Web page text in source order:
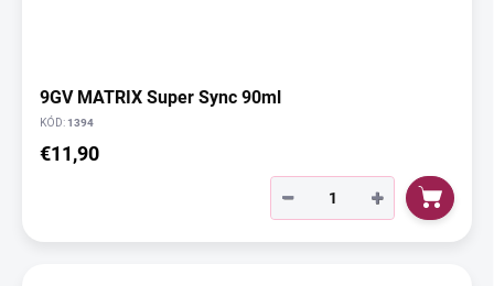
9GV MATRIX Super Sync 90ml
KÓD:1394
€11,90
+
−